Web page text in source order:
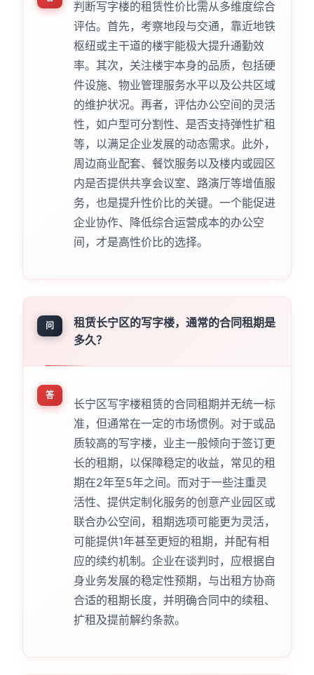
判断写字楼的租赁性价比需从多维度综合
评估。首先，考察地段与交通，靠近地铁
枢纽或主干道的楼宇能极大提升通勤效
率。其次，关注楼宇本身的品质，包括硬
件设施、物业管理服务水平以及公共区域
的维护状况。再者，评估办公空间的灵活
性，如户型可分割性、是否支持弹性扩租
等，以满足企业发展的动态需求。此外，
周边商业配套、餐饮服务以及楼内或园区
内是否提供共享会议室、路演厅等增值服
务，也是提升性价比的关键。一个能促进
企业协作、降低综合运营成本的办公空
间，才是高性价比的选择。
问
租赁长宁区的写字楼，通常的合同租期是
多久？
答
长宁区写字楼租赁的合同租期并无统一标
准，但通常在一定的市场惯例。对于或品
质较高的写字楼，业主一般倾向于签订更
长的租期，以保障稳定的收益，常见的租
期在2年至5年之间。而对于一些注重灵
活性、提供定制化服务的创意产业园区或
联合办公空间，租期选项可能更为灵活，
可能提供1年甚至更短的租期，并配有相
应的续约机制。企业在谈判时，应根据自
身业务发展的稳定性预期，与出租方协商
合适的租期长度，并明确合同中的续租、
扩租及提前解约条款。